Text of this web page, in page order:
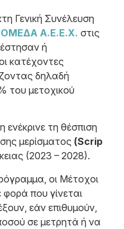
Γενική Συνέλευση
Α.Ε.Ε.Χ. στις
ή
κατέχοντες
δηλαδή
του μετοχικού
τη θέσπιση
μερίσματος (Scrip
(2023 – 2028).
οι Μέτοχοι
που γίνεται
εάν επιθυμούν,
σε μετρητά ή να